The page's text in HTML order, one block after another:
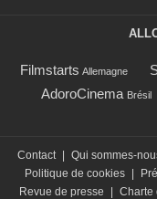
Filmstarts Allemagne
AdoroCinema Brésil
Contact | Qui sommes-
Politique de cookies |
Revue de presse
| Charte